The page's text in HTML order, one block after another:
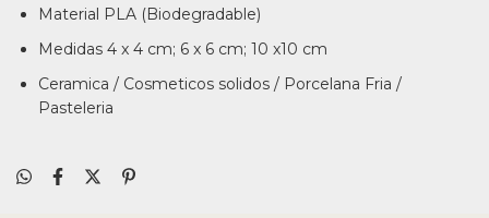
Material PLA (Biodegradable)
Medidas 4 x 4 cm; 6 x 6 cm; 10 x10 cm
Ceramica / Cosmeticos solidos / Porcelana Fria /
Pasteleria